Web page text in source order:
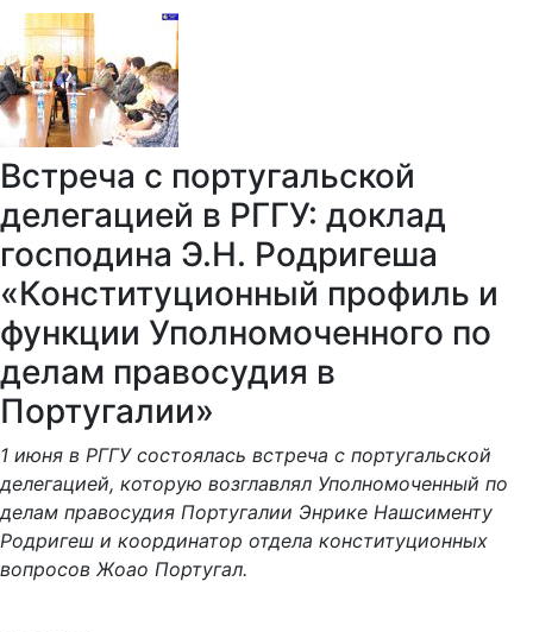
Встреча с португальской
делегацией в РГГУ: доклад
господина Э.Н. Родригеша
«Конституционный профиль и
функции Уполномоченного по
делам правосудия в
Португалии»
1 июня в РГГУ состоялась встреча с португальской
делегацией, которую возглавлял Уполномоченный по
делам правосудия Португалии Энрике Нашсименту
Родригеш и координатор отдела конституционных
вопросов Жоао Португал.